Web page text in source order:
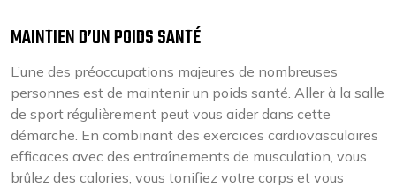
MAINTIEN D’UN POIDS SANTÉ
L’une des préoccupations majeures de nombreuses
personnes est de maintenir un poids santé. Aller à la salle
de sport régulièrement peut vous aider dans cette
démarche. En combinant des exercices cardiovasculaires
efficaces avec des entraînements de musculation, vous
brûlez des calories, vous tonifiez votre corps et vous